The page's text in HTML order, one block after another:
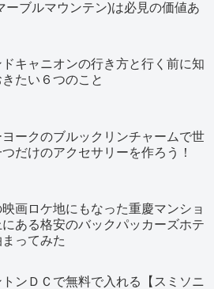
ーブルマウンテン)は必見の価値あ
ドキャニオンの行き方と行く前に知
きたい６つのこと
ヨークのブルックリンチャームで世
だけのアクセサリーを作ろう！
画ロケ地にもなった重慶マンショ
にある格安のバックパッカーズホテ
ってみた
トンＤＣで無料で入れる【スミソニ